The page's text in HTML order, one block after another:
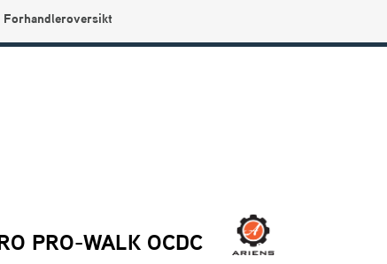
Min side
Forhandleroversikt
PRO-WALK OCDC